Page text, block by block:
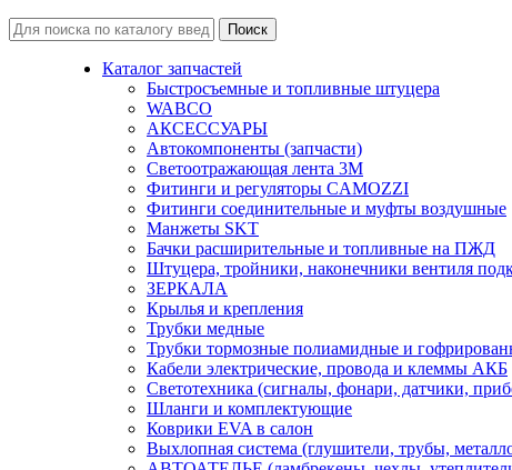
Каталог запчастей
Быстросъемные и топливные штуцера
WABCO
АКСЕССУАРЫ
Автокомпоненты (запчасти)
Светоотражающая лента 3М
Фитинги и регуляторы CAMOZZI
Фитинги соединительные и муфты воздушные
Манжеты SKT
Бачки расширительные и топливные на ПЖД
Штуцера, тройники, наконечники вентиля
ЗЕРКАЛА
Крылья и крепления
Трубки медные
Трубки тормозные полиамидные и
Кабели электрические, провода и клеммы АКБ
Светотехника (сигналы, фонари, датчики,
Шланги и комплектующие
Коврики EVA в салон
Выхлопная система (глушители, трубы,